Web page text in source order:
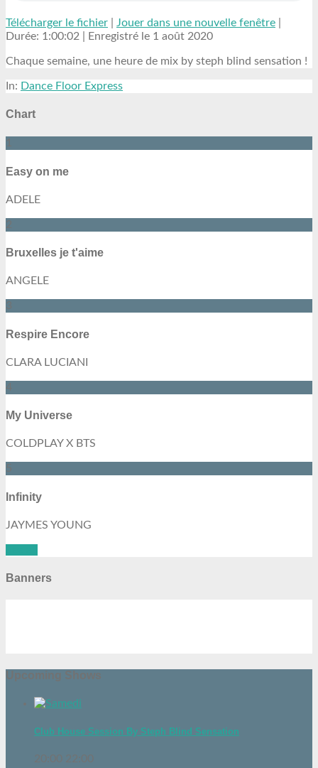
Télécharger le fichier Jouer dans une nouvelle fenêtre
Durée: 1:00:02
Enregistré le 1 août 2020
Chaque semaine, une heure de mix by steph blind sensation !
In: Dance Floor Express
Chart
1
Easy on me
ADELE
2
Bruxelles je t'aime
ANGELE
3
Respire Encore
CLARA LUCIANI
4
My Universe
COLDPLAY X BTS
5
Infinity
JAYMES YOUNG
Banners
Upcoming Shows
Club House Session By Steph Blind Sensation
20:00 22:00